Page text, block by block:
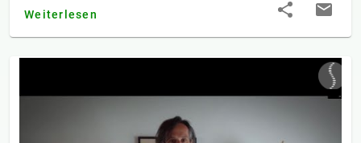
Weiterlesen